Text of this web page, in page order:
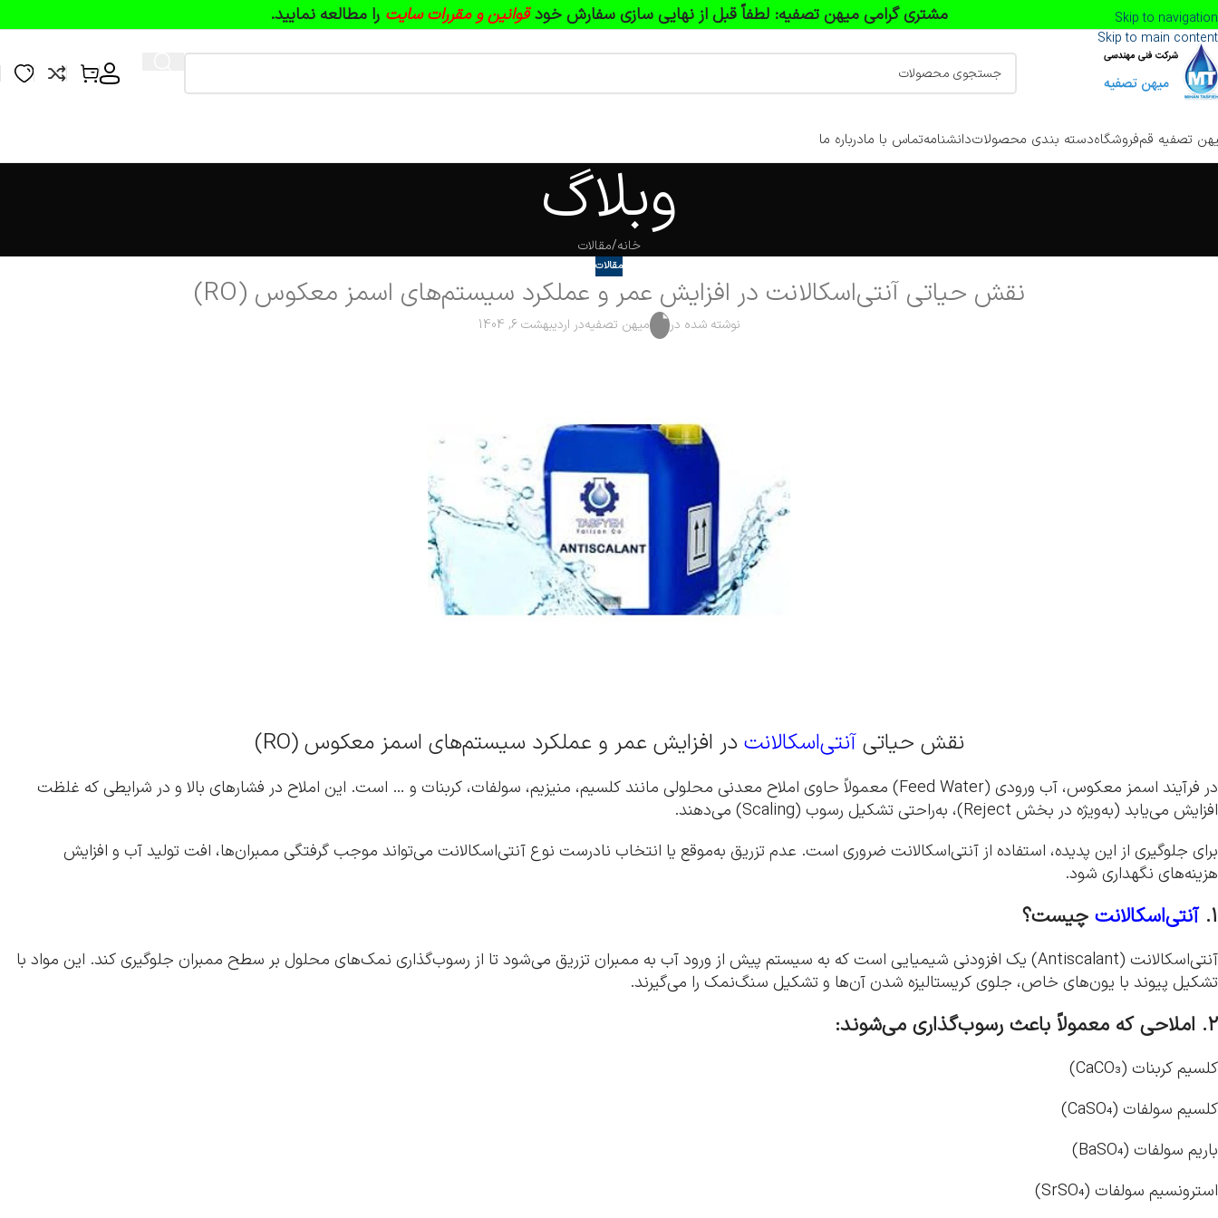
Skip to navigation
Skip to main content
مشتری گرامی میهن تصفیه: لطفاً قبل از نهایی سازی سفارش خودقوانین و مقررات سایت را مطالعه نمایید.
تصفیه قمفروشگاهدسته بندی محصولاتدانشنامهتماس با مادرباره ما
وبلاگ
خانه مقالات
مقالات
نقش حیاتی آنتی‌اسکالانت در افزایش عمر و عملکرد سیستم‌های اسمز معکوس (RO)
نوشته شده در میهن تصفیهدر اردیبهشت 6, 1404
نقش حیاتیآنتی‌اسکالانتدر افزایش عمر و عملکرد سیستم‌های اسمز معکوس (RO)
در فرآیند اسمز معکوس، آب ورودی (Feed Water) معمولاً حاوی املاح معدنی محلولی مانند کلسیم، منیزیم، سولفات، کربنات و … است. این املاح در فشارهای بالا و در شرایطی که غلظت
افزایش می‌یابد (به‌ویژه در بخش Reject)، به‌راحتی تشکیل رسوب (Scaling) می‌دهند.
برای جلوگیری از این پدیده، استفاده از آنتی‌اسکالانت ضروری است. عدم تزریق به‌موقع یا انتخاب نادرست نوع آنتی‌اسکالانت می‌تواند موجب گرفتگی ممبران‌ها، افت تولید آب و افزایش
هزینه‌های نگهداری شود.
۱. آنتی‌اسکالانت چیست؟
آنتی‌اسکالانت (Antiscalant) یک افزودنی شیمیایی است که به سیستم پیش از ورود آب به ممبران تزریق می‌شود تا از رسوب‌گذاری نمک‌های محلول بر سطح ممبران جلوگیری کند. این مواد با
تشکیل پیوند با یون‌های خاص، جلوی کریستالیزه شدن آن‌ها و تشکیل سنگ‌نمک را می‌گیرند.
۲. املاحی که معمولاً باعث رسوب‌گذاری می‌شوند:
کلسیم کربنات (CaCO₃)
کلسیم سولفات (CaSO₄)
باریم سولفات (BaSO₄)
استرونسیم سولفات (SrSO₄)